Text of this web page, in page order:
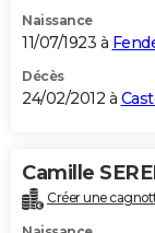
Naissance
11/07/1923 à
Décès
24/02/2012 à
Camille
Créer une